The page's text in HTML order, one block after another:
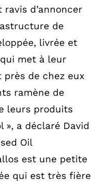
d’annoncer
de
livrée et
met à leur
de chez eux
ramène de
leurs produits
», a déclaré David
Oil
est une petite
qui est très fière